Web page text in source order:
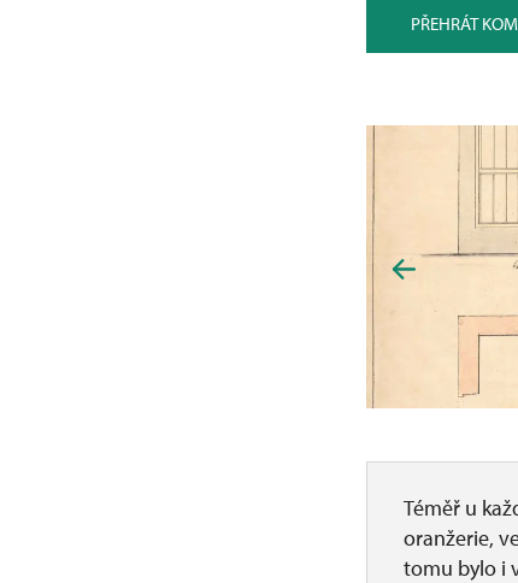
PŘEHRÁT
Téměř u
oranžerie,
tomu bylo i